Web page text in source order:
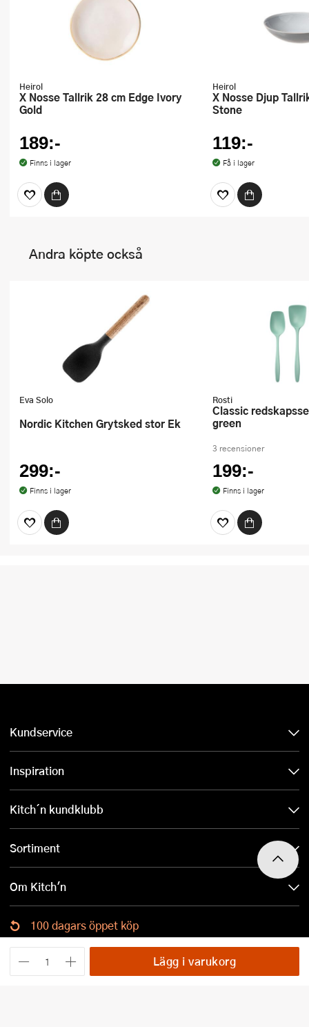
Lägg i varukorg
Heirol
x Nosse Tallrik 28 cm Edge Ivory
Gold
189:-
Finns i lager
Heirol
x Nosse Djup Tallrik 23 cm Smooth
Stone
119:-
Få i lager
Andra köpte också
Eva Solo
Nordic Kitchen Grytsked stor Ek
299:-
Finns i lager
Rosti
Classic redskapsset 3 delar nordic
green
3 recensioner
199:-
Finns i lager
Kundservice
Inspiration
Kitch´n kundklubb
Sortiment
Om Kitch'n
100 dagars öppet köp
Ladda ned Kitch´n-appen